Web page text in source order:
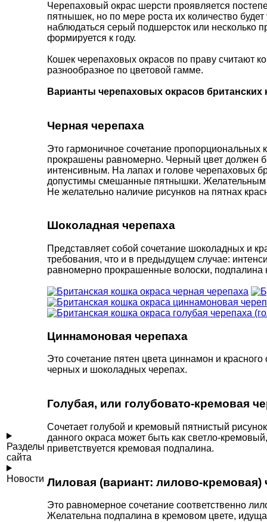
Разделы
сайта
Новости
Черепаховый окрас шерсти проявляется
пятнышек, но по мере роста их количество
наблюдаться серый подшерсток или несколько
формируется к году.
Кошек черепаховых окрасов по праву считают
разнообразное по цветовой гамме.
Варианты черепаховых окрасов британских
Черная черепаха
Это гармоничное сочетание
прокрашены равномерно. Черный цвет должен
интенсивным. На лапах и голове черепаховых
допустимы смешанные пятнышки. Желательным
Не желательно наличие рисунков на пятнах
Шоколадная черепаха
Представляет собой сочетание шоколадных и
требования, что и в предыдущем случае:
равномерно прокрашенные волоски, подпалина
Циннамоновая черепаха
Это сочетание пятен цвета циннамон и
черных и шоколадных черепах.
Голубая, или голубовато-кремовая
Сочетает голубой и кремовый пятнистый
данного окраса может быть как светло-
приветствуется кремовая подпалина.
Лиловая (вариант: лилово-кремовая)
Это равномерное сочетание соответственно
Желательна подпалина в кремовом цвете,